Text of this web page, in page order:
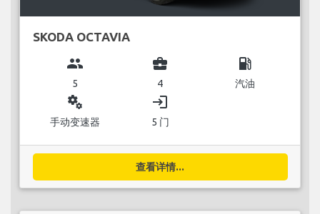
SKODA OCTAVIA
group
5
business_center
4
local_gas_station
汽油
miscellaneous_services
手动变速器
login
5 门
查看详情...